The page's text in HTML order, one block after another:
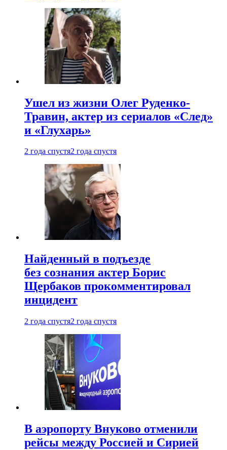
Ушел из жизни Олег Руденко-
Травин, актер из сериалов «След»
и «Глухарь»
2 года спустя2 года спустя
Найденный в подъезде
без сознания актер Борис
Щербаков прокомментировал
инцидент
2 года спустя2 года спустя
В аэропорту Внуково отменили
рейсы между Россией и Сирией